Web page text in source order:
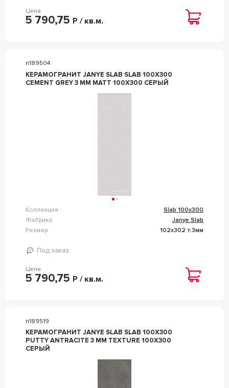
Цена
5 790,75 Р / кв.м.
n189504
КЕРАМОГРАНИТ JANYE SLAB SLAB 100X300
CEMENT GREY 3 MM MATT 100X300 СЕРЫЙ
Коллекция
Slab 100x300
Фабрика
Janye Slab
Размер
102x302 т.3мм
Под заказ
Цена
5 790,75 Р / кв.м.
n189519
КЕРАМОГРАНИТ JANYE SLAB SLAB 100X300
PUTTY ANTRACITE 3 MM TEXTURE 100X300
СЕРЫЙ